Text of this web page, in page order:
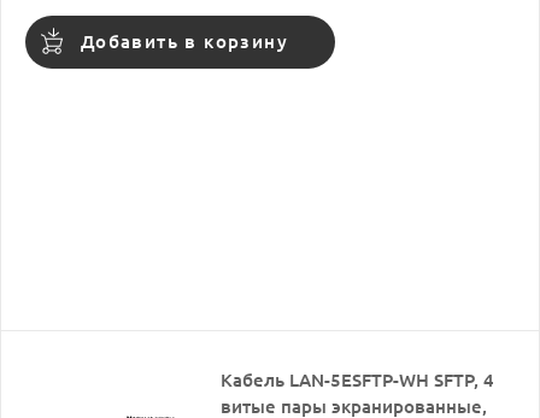
Добавить в корзину
Кабель LAN-5ESFTP-WH SFTP, 4
витые пары экранированные,